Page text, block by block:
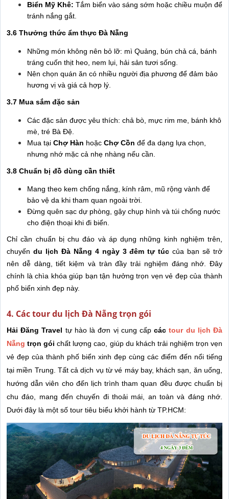
Biển Mỹ Khê: Tắm biển vào sáng sớm hoặc chiều muộn để
tránh nắng gắt.
3.6 Thưởng thức ẩm thực Đà Nẵng
Những món không nên bỏ lỡ: mì Quảng, bún chả cá, bánh
tráng cuốn thịt heo, nem lụi, hải sản tươi sống.
Nên chọn quán ăn có nhiều người địa phương để đảm bảo
hương vị và giá cả hợp lý.
3.7 Mua sắm đặc sản
Các đặc sản được yêu thích: chả bò, mực rim me, bánh khô
mè, tré Bà Đệ.
Mua tại Chợ Hàn hoặc Chợ Cồn để đa dạng lựa chọn,
nhưng nhớ mặc cả nhẹ nhàng nếu cần.
3.8 Chuẩn bị đồ dùng cần thiết
Mang theo kem chống nắng, kính râm, mũ rộng vành để
bảo vệ da khi tham quan ngoài trời.
Đừng quên sạc dự phòng, gậy chụp hình và túi chống nước
cho điện thoại khi đi biển.
Chỉ cần chuẩn bị chu đáo và áp dụng những kinh nghiệm trên,
chuyến du lịch Đà Nẵng 4 ngày 3 đêm tự túc của bạn sẽ trở
nên dễ dàng, tiết kiệm và tràn đầy trải nghiệm đáng nhớ. Đây
chính là chìa khóa giúp bạn tận hưởng trọn vẹn vẻ đẹp của thành
phố biển xinh đẹp này.
4. Các tour du lịch Đà Nẵng trọn gói
Hải Đăng Travel tự hào là đơn vị cung cấpcáctour du lịch Đà
Nẵng trọn gói chất lượng cao, giúp du khách trải nghiệm trọn vẹn
vẻ đẹp của thành phố biển xinh đẹp cùng các điểm đến nổi tiếng
tại miền Trung. Tất cả dịch vụ từ vé máy bay, khách sạn, ăn uống,
hướng dẫn viên cho đến lịch trình tham quan đều được chuẩn bị
chu đáo, mang đến chuyến đi thoải mái, an toàn và đáng nhớ.
Dưới đây là một số tour tiêu biểu khởi hành từ TP.HCM: